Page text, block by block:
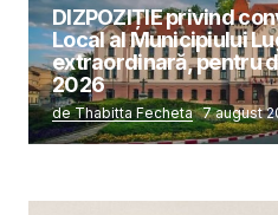
DIZPOZIȚIE privind
Local al Municipiului
extraordinară, pentru
2026
de Thabitta Fecheta 7 august